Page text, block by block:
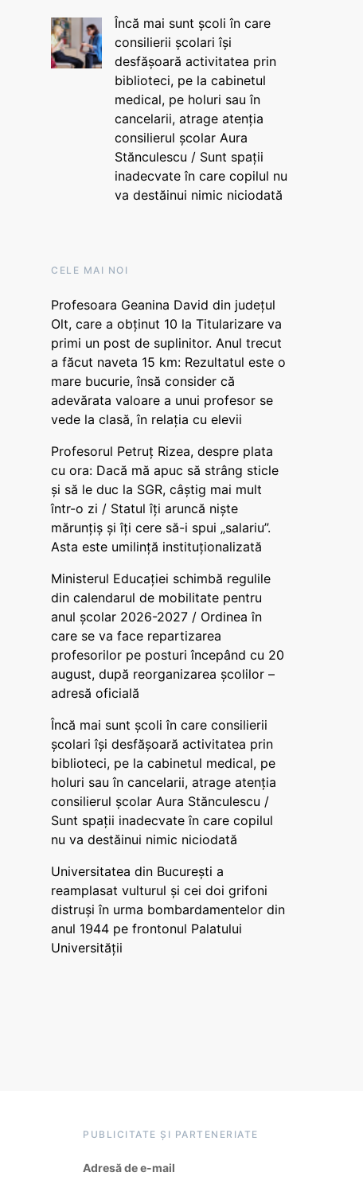
Încă mai sunt școli în care
consilierii școlari își
desfășoară activitatea prin
biblioteci, pe la cabinetul
medical, pe holuri sau în
cancelarii, atrage atenția
consilierul școlar Aura
Stănculescu / Sunt spații
inadecvate în care copilul nu
va destăinui nimic niciodată
CELE MAI NOI
Profesoara Geanina David din județul
Olt, care a obținut 10 la Titularizare va
primi un post de suplinitor. Anul trecut
a făcut naveta 15 km: Rezultatul este o
mare bucurie, însă consider că
adevărata valoare a unui profesor se
vede la clasă, în relația cu elevii
Profesorul Petruț Rizea, despre plata
cu ora: Dacă mă apuc să strâng sticle
și să le duc la SGR, câștig mai mult
într-o zi / Statul îți aruncă niște
mărunțiș și îți cere să-i spui „salariu”.
Asta este umilință instituționalizată
Ministerul Educației schimbă regulile
din calendarul de mobilitate pentru
anul școlar 2026-2027 / Ordinea în
care se va face repartizarea
profesorilor pe posturi începând cu 20
august, după reorganizarea școlilor –
adresă oficială
Încă mai sunt școli în care consilierii
școlari își desfășoară activitatea prin
biblioteci, pe la cabinetul medical, pe
holuri sau în cancelarii, atrage atenția
consilierul școlar Aura Stănculescu /
Sunt spații inadecvate în care copilul
nu va destăinui nimic niciodată
Universitatea din București a
reamplasat vulturul și cei doi grifoni
distruși în urma bombardamentelor din
anul 1944 pe frontonul Palatului
Universității
PUBLICITATE ȘI PARTENERIATE
Adresă de e-mail